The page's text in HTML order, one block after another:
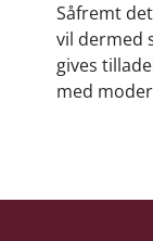
Såfremt
vil dermed
gives
med